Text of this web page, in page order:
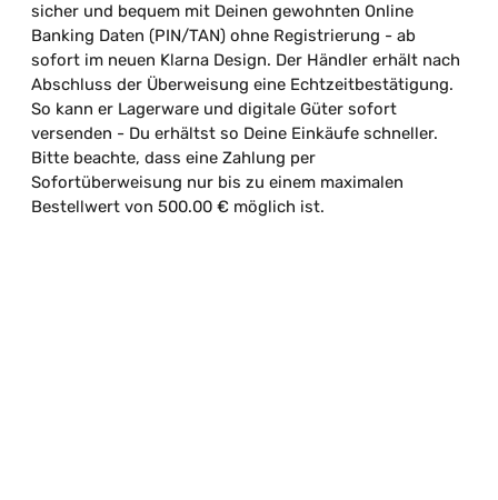
sicher und bequem mit Deinen gewohnten Online
Banking Daten (PIN/TAN) ohne Registrierung - ab
sofort im neuen Klarna Design. Der Händler erhält nach
Abschluss der Überweisung eine Echtzeitbestätigung.
So kann er Lagerware und digitale Güter sofort
versenden - Du erhältst so Deine Einkäufe schneller.
Bitte beachte, dass eine Zahlung per
Sofortüberweisung nur bis zu einem maximalen
Bestellwert von 500.00 € möglich ist.